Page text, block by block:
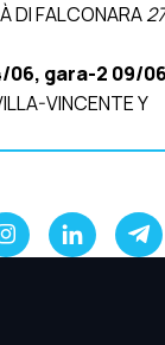
DI FALCONARA
06, gara-2 09/
VINCENTE Y